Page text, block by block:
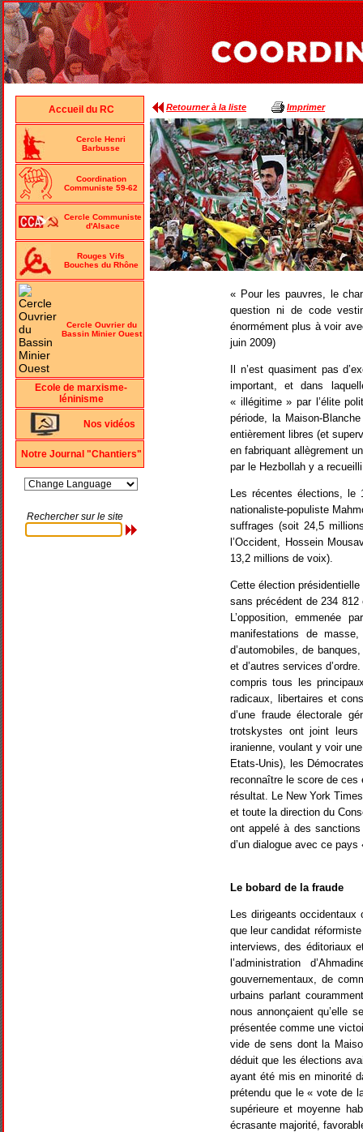
Accueil du RC
Cercle Henri
Barbusse
Coordination
Communiste 59-62
Cercle Communiste
d'Alsace
Rouges Vifs
Bouches du Rhône
Cercle Ouvrier du
Bassin Minier Ouest
Ecole de marxisme-
léninisme
Nos vidéos
Notre Journal "Chantiers"
Rechercher sur le site
Retourner à la liste Imprimer
« Pour les pauvres, le
question ni de code
énormément plus à voir
juin 2009)
Il n’est quasiment pas
important, et dans
« illégitime » par l’élite
période, la Maison-
entièrement libres (et
en fabriquant allègrement
par le Hezbollah y a
Les récentes élections,
nationaliste-populiste
suffrages (soit 24,5
l’Occident, Hossein
13,2 millions de voix).
Cette élection
sans précédent de 234
L’opposition, emmenée
manifestations de
d’automobiles, de
et d’autres services
compris tous les
radicaux, libertaires et
d’une fraude électorale
trotskystes ont joint leurs
iranienne, voulant y voir
Etats-Unis), les
reconnaître le score de
résultat. Le New York
et toute la direction du
ont appelé à des sanctions
d’un dialogue avec ce
Le bobard de la fraude
Les dirigeants occidentaux
que leur candidat
interviews, des éditoriaux
l’administration
gouvernementaux, de
urbains parlant
nous annonçaient qu’elle
présentée comme une
vide de sens dont la
déduit que les élections
ayant été mis en minorité
prétendu que le « vote de
supérieure et moyenne
écrasante majorité,